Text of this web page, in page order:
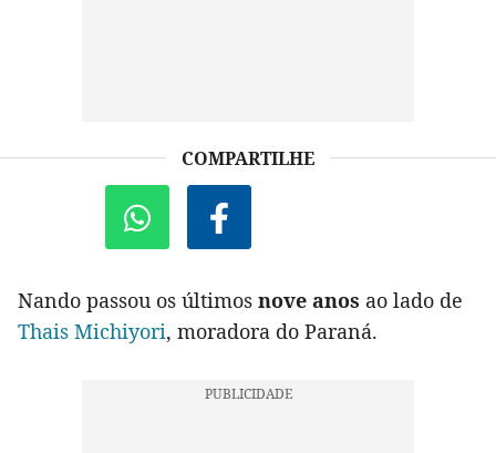
COMPARTILHE
Nando passou os últimos nove anos ao lado de
Thais Michiyori, moradora do Paraná.